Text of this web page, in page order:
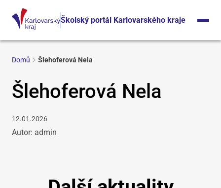
Školský portál Karlovarského kraje
Domů Šlehoferová Nela
Šlehoferová Nela
12.01.2026
Autor: admin